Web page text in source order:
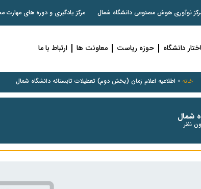
نوآوری هوش مصنوعی دانشگاه شمال مرکز یادگیری و دوره های مهارت
دانشگاه حوزه ریاست معاونت ها ارتباط با ما
خانه » اطلاعیه اعلام زمان (بخش دوم) تعطیلات تابستانه دانشگاه شمال
شمال
نظر